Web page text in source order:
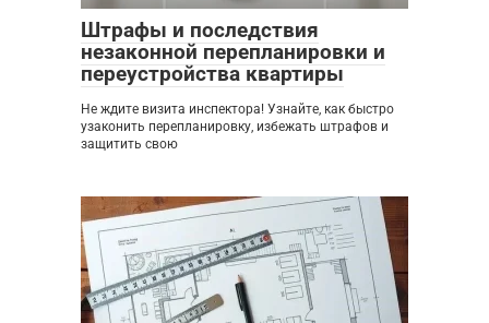
Штрафы и последствия
незаконной перепланировки и
переустройства квартиры
Не ждите визита инспектора! Узнайте, как быстро
узаконить перепланировку, избежать штрафов и
защитить свою